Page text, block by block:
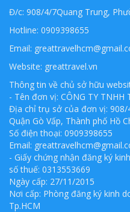
Đ/c: 908/4/7Quang Trung,
Hotline: 0909398655
Email:
Website: greattravel.vn
Thông tin về chủ sở hữu
- Tên đơn vị: CÔNG TY TNHH
Địa chỉ trụ sở của đơn vị: 908/
Quận Gò Vấp, Thành phố Hồ
Số điện thoại: 0909398655
Email:
- Giấy chứng nhận đăng ký
số thuế: 0313553669
Ngày cấp: 27/11/2015
Nơi cấp: Phòng đăng ký kinh
Tp.HCM